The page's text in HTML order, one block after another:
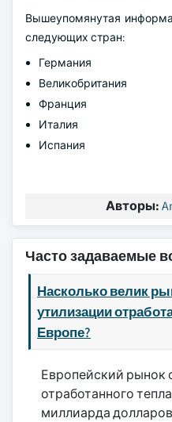
Вышеупомянутая
следующих стран:
Германия
Великобритания
Франция
Италия
Испания
Авторы:
Часто задаваемые
Насколько велик
утилизации
Европе?
Европейский рынок
отработанного
миллиарда